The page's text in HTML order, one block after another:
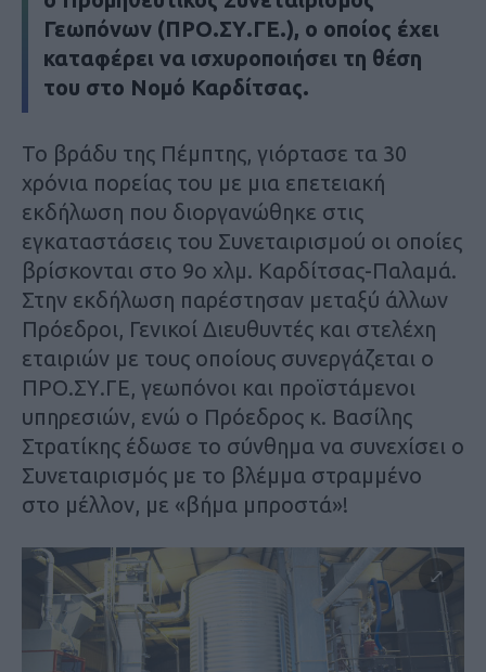
Γεωπόνων (ΠΡΟ.ΣΥ.ΓΕ.), ο οποίος έχει
καταφέρει να ισχυροποιήσει τη θέση
του στο Νομό Καρδίτσας.
Το βράδυ της Πέμπτης, γιόρτασε τα 30
χρόνια πορείας του με μια επετειακή
εκδήλωση που διοργανώθηκε στις
εγκαταστάσεις του Συνεταιρισμού οι οποίες
βρίσκονται στο 9ο χλμ. Καρδίτσας-Παλαμά.
Στην εκδήλωση παρέστησαν μεταξύ άλλων
Πρόεδροι, Γενικοί Διευθυντές και στελέχη
εταιριών με τους οποίους συνεργάζεται ο
ΠΡΟ.ΣΥ.ΓΕ, γεωπόνοι και προϊστάμενοι
υπηρεσιών, ενώ ο Πρόεδρος κ. Βασίλης
Στρατίκης έδωσε το σύνθημα να συνεχίσει ο
Συνεταιρισμός με το βλέμμα στραμμένο
στο μέλλον, με «βήμα μπροστά»!